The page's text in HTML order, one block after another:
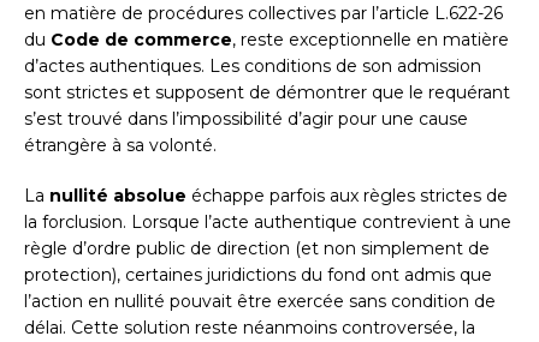
en matière de procédures collectives par l’article L.622-26
du Code de commerce, reste exceptionnelle en matière
d’actes authentiques. Les conditions de son admission
sont strictes et supposent de démontrer que le requérant
s’est trouvé dans l’impossibilité d’agir pour une cause
étrangère à sa volonté.
La nullité absolue échappe parfois aux règles strictes de
la forclusion. Lorsque l’acte authentique contrevient à une
règle d’ordre public de direction (et non simplement de
protection), certaines juridictions du fond ont admis que
l’action en nullité pouvait être exercée sans condition de
délai. Cette solution reste néanmoins controversée, la